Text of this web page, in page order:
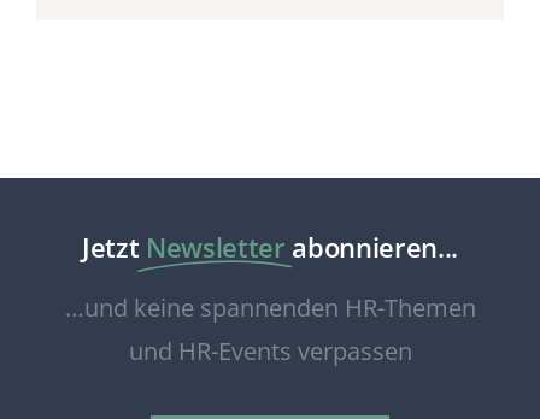
Jetzt Newsletter abonnieren...
…und keine spannenden HR-Themen
und HR-Events verpassen